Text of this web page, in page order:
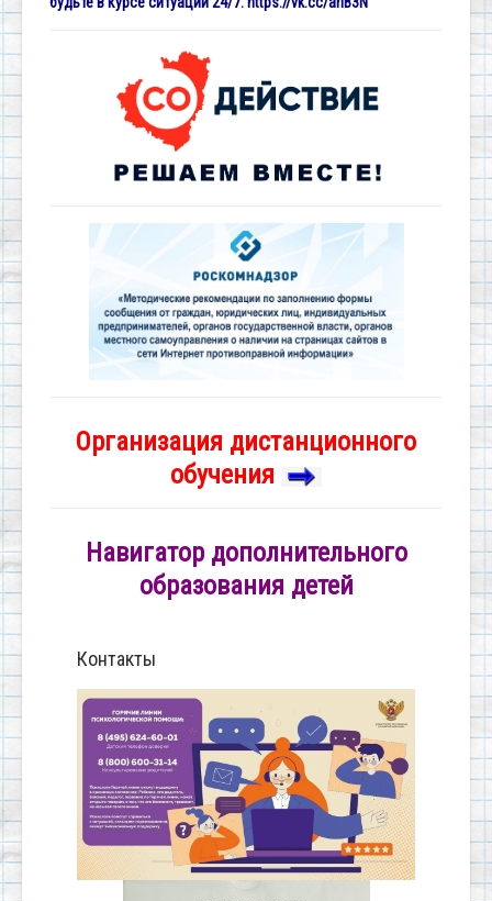
Организация дистанционного
обучения
Навигатор дополнительного
образования детей
Контакты